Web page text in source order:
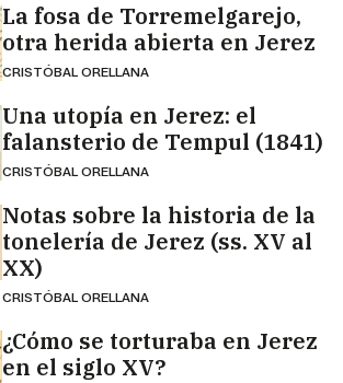
La fosa de Torremelgarejo,
otra herida abierta en Jerez
CRISTÓBAL ORELLANA
Una utopía en Jerez: el
falansterio de Tempul (1841)
CRISTÓBAL ORELLANA
Notas sobre la historia de la
tonelería de Jerez (ss. XV al
XX)
CRISTÓBAL ORELLANA
¿Cómo se torturaba en Jerez
en el siglo XV?